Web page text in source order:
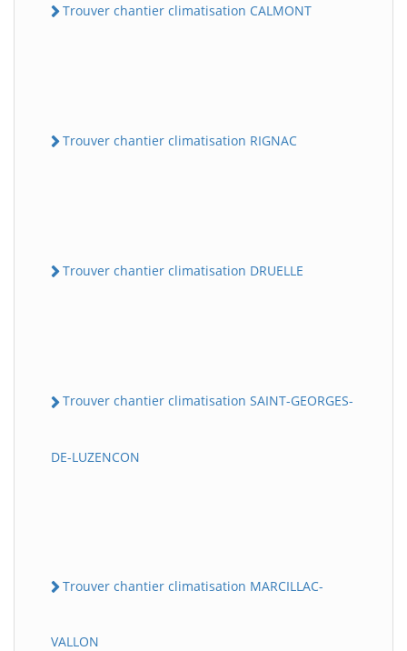
Trouver chantier climatisation CALMONT
Trouver chantier climatisation RIGNAC
Trouver chantier climatisation DRUELLE
Trouver chantier climatisation SAINT-GEORGES-
DE-LUZENCON
Trouver chantier climatisation MARCILLAC-
VALLON